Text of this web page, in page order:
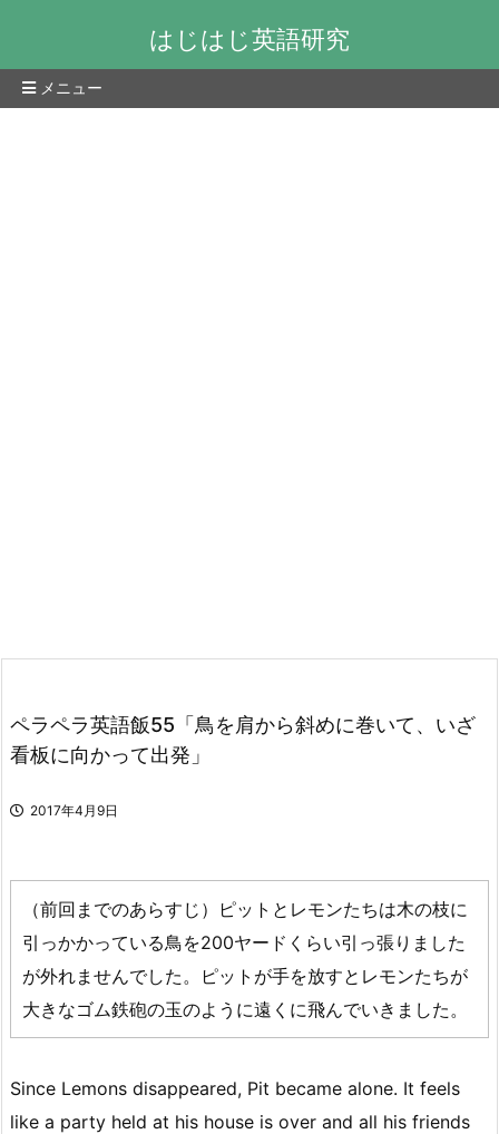
はじはじ英語研究
メニュー
ペラペラ英語飯55「鳥を肩から斜めに巻いて、いざ
看板に向かって出発」
2017年4月9日
（前回までのあらすじ）ピットとレモンたちは木の枝に
引っかかっている鳥を200ヤードくらい引っ張りました
が外れませんでした。ピットが手を放すとレモンたちが
大きなゴム鉄砲の玉のように遠くに飛んでいきました。
Since Lemons disappeared, Pit became alone. It feels
like a party held at his house is over and all his friends